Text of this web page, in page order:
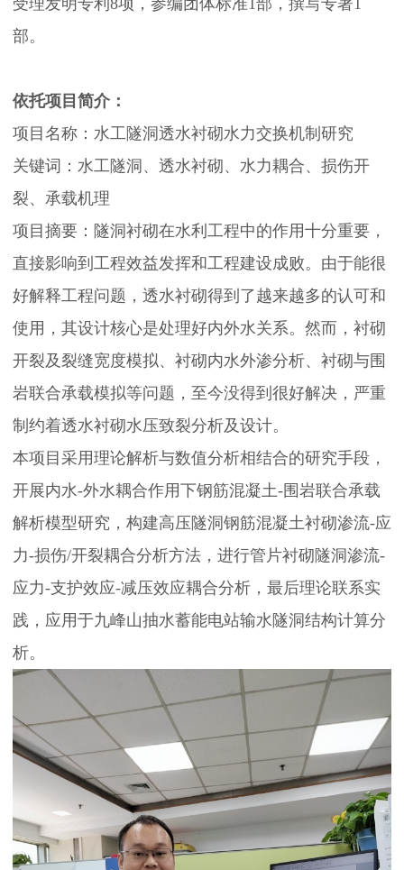
员
服
务
政
策
规
党
建
受理发明专利8项，参编团体标准1部，撰写专著1
部。
依托项目简介：
项目名称：水工隧洞透水衬砌水力交换机制研究
关键词：水工隧洞、透水衬砌、水力耦合、损伤开
裂、承载机理
项目摘要：隧洞衬砌在水利工程中的作用十分重要，
直接影响到工程效益发挥和工程建设成败。由于能很
好解释工程问题，透水衬砌得到了越来越多的认可和
使用，其设计核心是处理好内外水关系。然而，衬砌
开裂及裂缝宽度模拟、衬砌内水外渗分析、衬砌与围
岩联合承载模拟等问题，至今没得到很好解决，严重
制约着透水衬砌水压致裂分析及设计。
本项目采用理论解析与数值分析相结合的研究手段，
开展内水-外水耦合作用下钢筋混凝土-围岩联合承载
解析模型研究，构建高压隧洞钢筋混凝土衬砌渗流-应
力-损伤/开裂耦合分析方法，进行管片衬砌隧洞渗流-
应力-支护效应-减压效应耦合分析，最后理论联系实
践，应用于九峰山抽水蓄能电站输水隧洞结构计算分
析。